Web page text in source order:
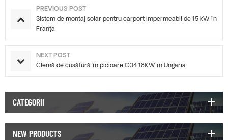
PREVIOUS POST
Sistem de montaj solar pentru carport impermeabil de 15 kW în
Franța
NEXT POST
Clemă de cusătură în picioare C04 18KW în Ungaria
CATEGORII
NEW PRODUCTS